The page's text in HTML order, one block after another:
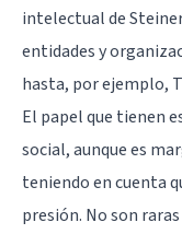
intelectual de
entidades y
hasta, por ejemplo,
El papel que tienen
social, aunque es
teniendo en cuenta
presión. No son